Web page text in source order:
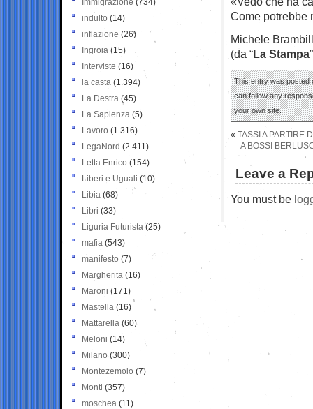
Come potrebbe
Michele
(da “La Stampa
This entry was posted
can follow any
your own site.
« TASSI A PARTIRE
A BOSSI
Leave a
You must be
Immigrazione (734)
indulto (14)
inflazione (26)
Ingroia (15)
Interviste (16)
la casta (1.394)
La Destra (45)
La Sapienza (5)
Lavoro (1.316)
LegaNord (2.411)
Letta Enrico (154)
Liberi e Uguali (10)
Libia (68)
Libri (33)
Liguria Futurista (25)
mafia (543)
manifesto (7)
Margherita (16)
Maroni (171)
Mastella (16)
Mattarella (60)
Meloni (14)
Milano (300)
Montezemolo (7)
Monti (357)
moschea (11)